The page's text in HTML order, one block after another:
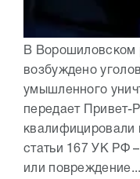
В Ворошиловском
возбуждено
умышленного
передает Привет-
квалифицировали
статьи 167 УК РФ
или повреждение...